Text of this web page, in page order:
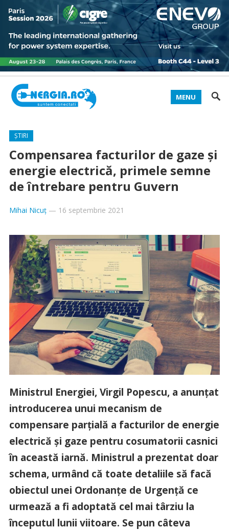
MENU
ȘTIRI
Compensarea facturilor de gaze și
energie electrică, primele semne
de întrebare pentru Guvern
Mihai Nicuț— 16 septembrie 2021
Ministrul Energiei, Virgil Popescu, a anunțat
introducerea unui mecanism de
compensare parțială a facturilor de energie
electrică și gaze pentru cosumatorii casnici
în această iarnă. Ministrul a prezentat doar
schema, urmând că toate detaliile să facă
obiectul unei Ordonanțe de Urgență ce
urmează a fi adoptată cel mai târziu la
începutul lunii viitoare. Se pun câteva